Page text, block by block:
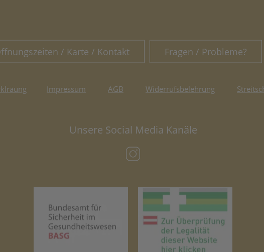
/ Karte / Kontakt Fragen / Probleme?
Impressum AGB Widerrufsbelehrung
Unsere Social Media Kanäle
(öffnet in neuem Tab)